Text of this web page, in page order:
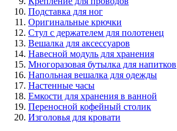
Подставка для ног
Оригинальные крючки
Стул с держателем для полотенец
Вешалка для аксессуаров
Навесной модуль для хранения
Многоразовая бутылка для напитков
Напольная вешалка для одежды
Настенные часы
Емкости для хранения в ванной
Переносной кофейный столик
Изголовья для кровати